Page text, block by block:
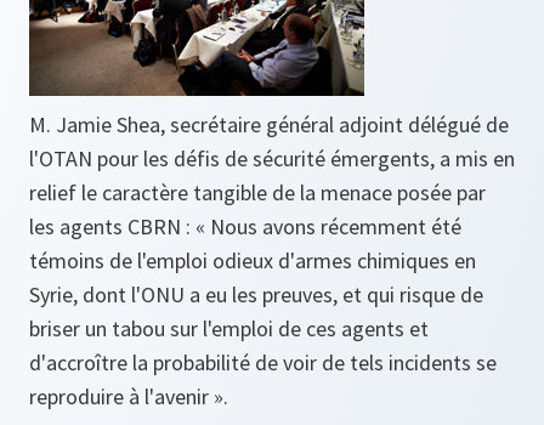
M. Jamie Shea, secrétaire général adjoint délégué de
l'OTAN pour les défis de sécurité émergents, a mis en
relief le caractère tangible de la menace posée par
les agents CBRN : « Nous avons récemment été
témoins de l'emploi odieux d'armes chimiques en
Syrie, dont l'ONU a eu les preuves, et qui risque de
briser un tabou sur l'emploi de ces agents et
d'accroître la probabilité de voir de tels incidents se
reproduire à l'avenir ».